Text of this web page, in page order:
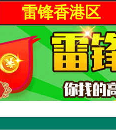
雷锋香港区